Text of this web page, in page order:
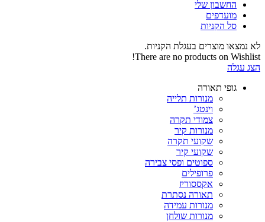
החשבון שלי‬
‫מועדפים‬‬
סל הקניות
לא נמצאו מוצרים בעגלת הקניות.
There are no products on Wishlist!
הצג עגלה
גופי תאורה
מנורות תלייה
וינטג’
צמודי תקרה
מנורות קיר
שקועי תקרה
שקועי קיר
ספוטים ופסי צבירה
פרופילים
אקססוריז
תאורה נסתרת
מנורות עמידה
מנורות שולחן